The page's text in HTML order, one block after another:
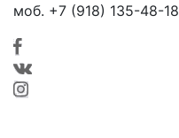
моб. +7 (918) 135-48-18